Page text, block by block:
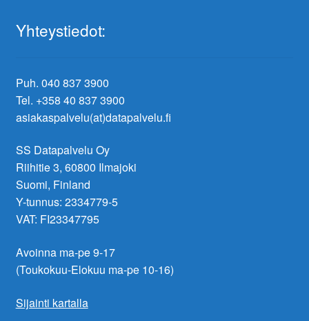
Yhteystiedot:
Puh. 040 837 3900
Tel. +358 40 837 3900
asiakaspalvelu(at)datapalvelu.fi
SS Datapalvelu Oy
Riihitie 3, 60800 Ilmajoki
Suomi, Finland
Y-tunnus: 2334779-5
VAT: FI23347795
Avoinna ma-pe 9-17
(Toukokuu-Elokuu ma-pe 10-16)
Sijainti kartalla